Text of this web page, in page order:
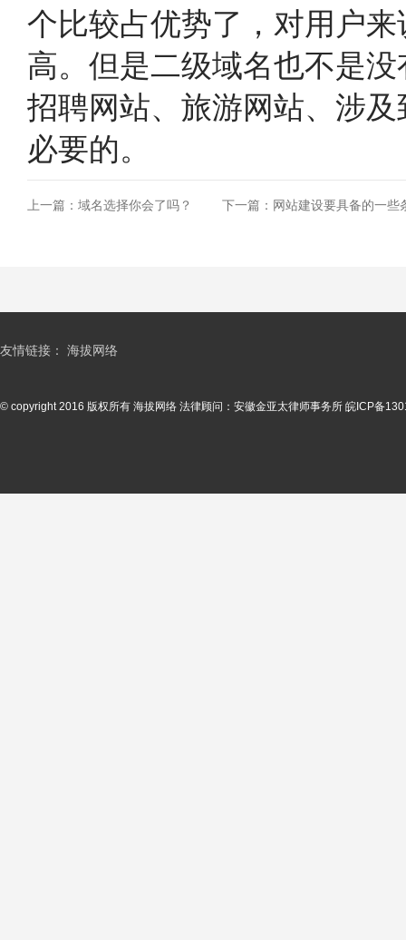
个比较占优势了，对用户
高。但是二级域名也不是
招聘网站、旅游网站、涉
必要的。
上一篇：域名选择你会了吗？ 下一篇：网站建设要具备的一些
友情链接： 海拔网络
© copyright 2016 版权所有 海拔网络 法律顾问：安徽金亚太律师事务所 皖ICP备